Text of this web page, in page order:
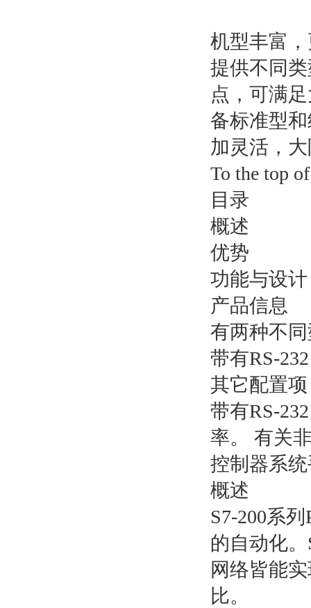
机型丰富
提供不同
点，可满
备标准型
加灵活，
To the top
目录
概述
优势
功能与设计
产品信息
有两种不
带有RS-
其它配置
带有RS-
率。 有关
控制器系
概述
S7-200系
的自动化
网络皆能
比。